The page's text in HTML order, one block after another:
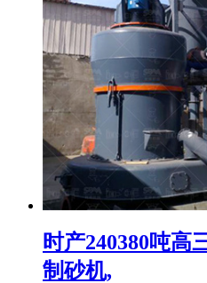
时产240380吨高
制砂机,